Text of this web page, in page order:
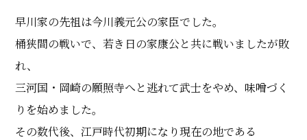
早川家の先祖は今川義元公の家臣でした。
桶狭間の戦いで、若き日の家康公と共に戦いましたが敗
れ、
三河国・岡崎の願照寺へと逃れて武士をやめ、味噌づく
りを始めました。
その数代後、江戸時代初期になり現在の地である